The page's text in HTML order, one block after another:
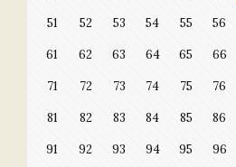
51 52 53 54 55 56
61 62 63 64 65 66
71 72 73 74 75 76
81 82 83 84 85 86
91 92 93 94 95 96